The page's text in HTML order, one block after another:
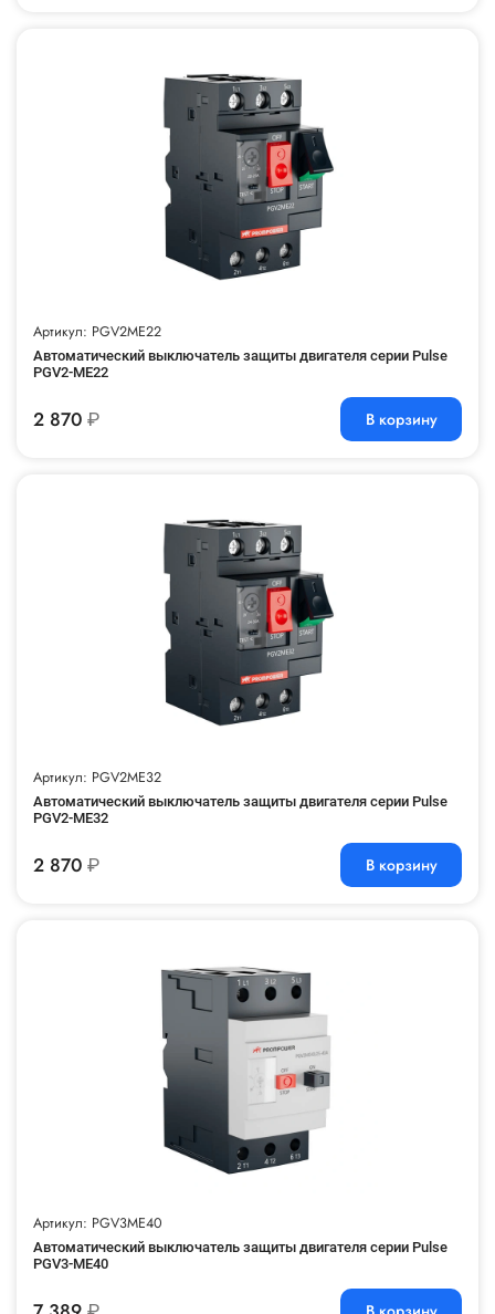
Артикул: PGV2ME22
Автоматический выключатель защиты двигателя серии Pulse
PGV2-ME22
2 870 ₽ В корзину
Артикул: PGV2ME32
Автоматический выключатель защиты двигателя серии Pulse
PGV2-ME32
2 870 ₽ В корзину
Артикул: PGV3ME40
Автоматический выключатель защиты двигателя серии Pulse
PGV3-ME40